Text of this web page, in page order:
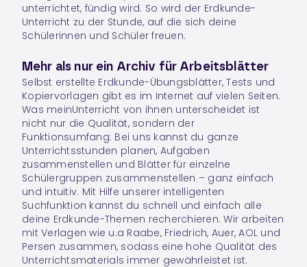
unterrichtet, fündig wird. So wird der Erdkunde-
Unterricht zu der Stunde, auf die sich deine
Schülerinnen und Schüler freuen.
Mehr als nur ein Archiv für Arbeitsblätter
Selbst erstellte Erdkunde-Übungsblätter, Tests und
Kopiervorlagen gibt es im Internet auf vielen Seiten.
Was meinUnterricht von ihnen unterscheidet ist
nicht nur die Qualität, sondern der
Funktionsumfang: Bei uns kannst du ganze
Unterrichtsstunden planen, Aufgaben
zusammenstellen und Blätter für einzelne
Schülergruppen zusammenstellen – ganz einfach
und intuitiv. Mit Hilfe unserer intelligenten
Suchfunktion kannst du schnell und einfach alle
deine Erdkunde-Themen recherchieren. Wir arbeiten
mit Verlagen wie u.a Raabe, Friedrich, Auer, AOL und
Persen zusammen, sodass eine hohe Qualität des
Unterrichtsmaterials immer gewährleistet ist.